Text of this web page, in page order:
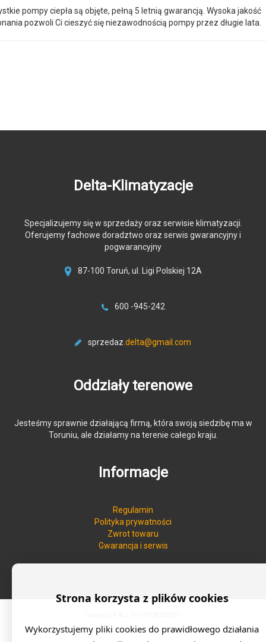
pompy ciepła są objęte, pełną 5 letnią gwarancją. Wysoka jakość
pozwoli Ci cieszyć się niezawodnością pompy przez długie lata.
Delta-Klimatyzacje
Specjalizujemy się w sprzedaży oraz serwisie klimatyzacji.
Oferujemy fachowe doradztwo oraz serwis gwarancyjny i
pogwarancyjny
87-100 Toruń, ul. Ligi Polskiej 12A
600 -945-242
sprzedaz .delta@gmail.com
Oddziały terenowe
Jesteśmy sprawnie działającą firmą, która swoją siedzibę ma w
Toruniu, ale działamy na terenie całego kraju.
Informacje
Regulamin
Polityka prywatności
Zwrot towaru
Gwarancja i serwis
Strona korzysta z plików cookies
Wykorzystujemy pliki cookies do prawidłowego działania